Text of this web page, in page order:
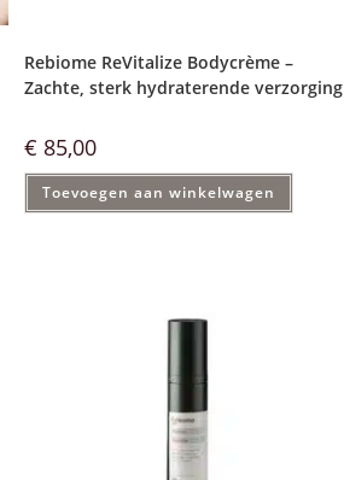
Rebiome ReVitalize Bodycrème –
Zachte, sterk hydraterende verzorging
€ 85,00
Toevoegen aan winkelwagen